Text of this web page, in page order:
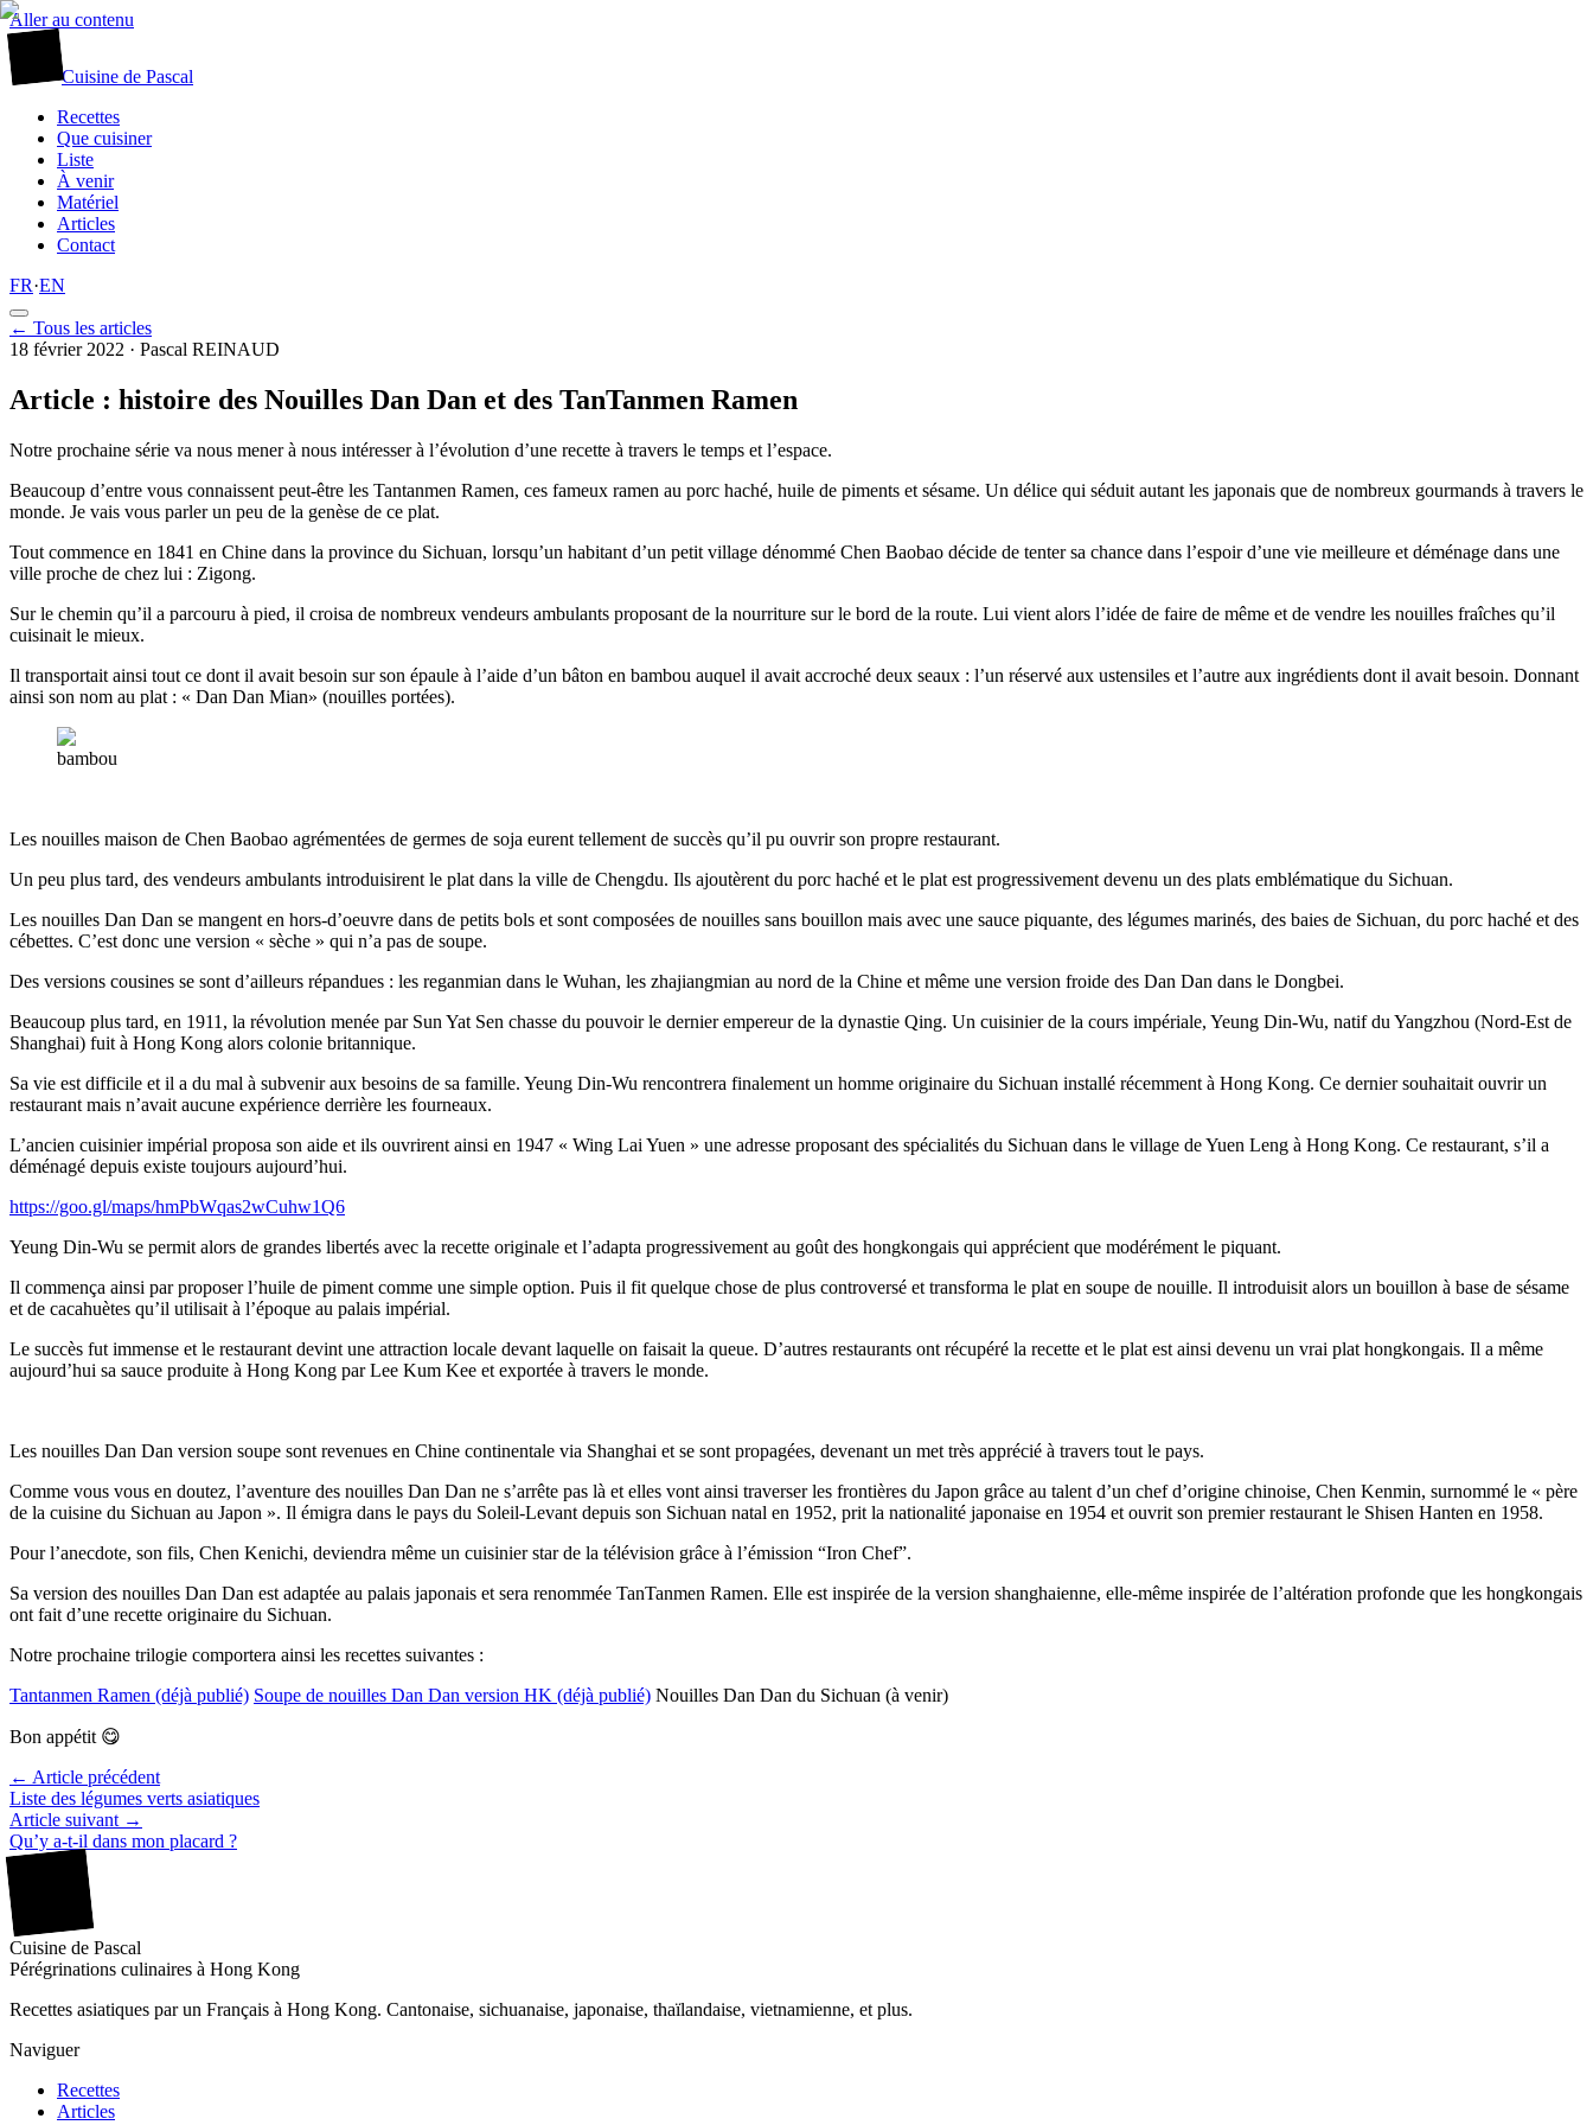
Aller au contenu
Cuisine de Pascal
Recettes
Que cuisiner
Liste
À venir
Matériel
Articles
Contact
FR·EN
← Tous les articles
18 février 2022 · Pascal REINAUD
Article : histoire des Nouilles Dan Dan et des TanTanmen Ramen
Notre prochaine série va nous mener à nous intéresser à l’évolution d’une recette à travers le temps et l’espace.
Beaucoup d’entre vous connaissent peut-être les Tantanmen Ramen, ces fameux ramen au porc haché, huile de piments et sésame. Un délice qui séduit autant les japonais que de nombreux gourmands à travers le
monde. Je vais vous parler un peu de la genèse de ce plat.
Tout commence en 1841 en Chine dans la province du Sichuan, lorsqu’un habitant d’un petit village dénommé Chen Baobao décide de tenter sa chance dans l’espoir d’une vie meilleure et déménage dans une
ville proche de chez lui : Zigong.
Sur le chemin qu’il a parcouru à pied, il croisa de nombreux vendeurs ambulants proposant de la nourriture sur le bord de la route. Lui vient alors l’idée de faire de même et de vendre les nouilles fraîches qu’il
cuisinait le mieux.
Il transportait ainsi tout ce dont il avait besoin sur son épaule à l’aide d’un bâton en bambou auquel il avait accroché deux seaux : l’un réservé aux ustensiles et l’autre aux ingrédients dont il avait besoin. Donnant
ainsi son nom au plat : « Dan Dan Mian» (nouilles portées).
bambou
Les nouilles maison de Chen Baobao agrémentées de germes de soja eurent tellement de succès qu’il pu ouvrir son propre restaurant.
Un peu plus tard, des vendeurs ambulants introduisirent le plat dans la ville de Chengdu. Ils ajoutèrent du porc haché et le plat est progressivement devenu un des plats emblématique du Sichuan.
Les nouilles Dan Dan se mangent en hors-d’oeuvre dans de petits bols et sont composées de nouilles sans bouillon mais avec une sauce piquante, des légumes marinés, des baies de Sichuan, du porc haché et des
cébettes. C’est donc une version « sèche » qui n’a pas de soupe.
Des versions cousines se sont d’ailleurs répandues : les reganmian dans le Wuhan, les zhajiangmian au nord de la Chine et même une version froide des Dan Dan dans le Dongbei.
Beaucoup plus tard, en 1911, la révolution menée par Sun Yat Sen chasse du pouvoir le dernier empereur de la dynastie Qing. Un cuisinier de la cours impériale, Yeung Din-Wu, natif du Yangzhou (Nord-Est de
Shanghai) fuit à Hong Kong alors colonie britannique.
Sa vie est difficile et il a du mal à subvenir aux besoins de sa famille. Yeung Din-Wu rencontrera finalement un homme originaire du Sichuan installé récemment à Hong Kong. Ce dernier souhaitait ouvrir un
restaurant mais n’avait aucune expérience derrière les fourneaux.
L’ancien cuisinier impérial proposa son aide et ils ouvrirent ainsi en 1947 « Wing Lai Yuen » une adresse proposant des spécialités du Sichuan dans le village de Yuen Leng à Hong Kong. Ce restaurant, s’il a
déménagé depuis existe toujours aujourd’hui.
https://goo.gl/maps/hmPbWqas2wCuhw1Q6
Yeung Din-Wu se permit alors de grandes libertés avec la recette originale et l’adapta progressivement au goût des hongkongais qui apprécient que modérément le piquant.
Il commença ainsi par proposer l’huile de piment comme une simple option. Puis il fit quelque chose de plus controversé et transforma le plat en soupe de nouille. Il introduisit alors un bouillon à base de sésame
et de cacahuètes qu’il utilisait à l’époque au palais impérial.
Le succès fut immense et le restaurant devint une attraction locale devant laquelle on faisait la queue. D’autres restaurants ont récupéré la recette et le plat est ainsi devenu un vrai plat hongkongais. Il a même
aujourd’hui sa sauce produite à Hong Kong par Lee Kum Kee et exportée à travers le monde.
Les nouilles Dan Dan version soupe sont revenues en Chine continentale via Shanghai et se sont propagées, devenant un met très apprécié à travers tout le pays.
Comme vous vous en doutez, l’aventure des nouilles Dan Dan ne s’arrête pas là et elles vont ainsi traverser les frontières du Japon grâce au talent d’un chef d’origine chinoise, Chen Kenmin, surnommé le « père
de la cuisine du Sichuan au Japon ». Il émigra dans le pays du Soleil-Levant depuis son Sichuan natal en 1952, prit la nationalité japonaise en 1954 et ouvrit son premier restaurant le Shisen Hanten en 1958.
Pour l’anecdote, son fils, Chen Kenichi, deviendra même un cuisinier star de la télévision grâce à l’émission “Iron Chef”.
Sa version des nouilles Dan Dan est adaptée au palais japonais et sera renommée TanTanmen Ramen. Elle est inspirée de la version shanghaienne, elle-même inspirée de l’altération profonde que les hongkongais
ont fait d’une recette originaire du Sichuan.
Notre prochaine trilogie comportera ainsi les recettes suivantes :
Tantanmen Ramen (déjà publié) Soupe de nouilles Dan Dan version HK (déjà publié) Nouilles Dan Dan du Sichuan (à venir)
Bon appétit 😋
← Article précédent
Liste des légumes verts asiatiques
Article suivant →
Qu’y a-t-il dans mon placard ?
Cuisine de Pascal
Pérégrinations culinaires à Hong Kong
Recettes asiatiques par un Français à Hong Kong. Cantonaise, sichuanaise, japonaise, thaïlandaise, vietnamienne, et plus.
Naviguer
Recettes
Articles